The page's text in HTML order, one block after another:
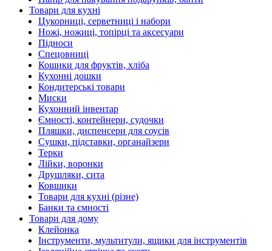
Товари для кухні
Цукорниці, серветниці і набори
Ножі, ножиці, топірці та аксесуари
Підноси
Спецовниці
Кошики для фруктів, хліба
Кухонні дошки
Кондитерські товари
Миски
Кухонний інвентар
Ємності, контейнери, судочки
Пляшки, диспенсери для соусів
Сушки, підставки, органайзери
Терки
Лійки, воронки
Друшляки, сита
Ковшики
Товари для кухні (різне)
Банки та ємності
Товари для дому
Клейонка
Інструменти, мультитули, ящики для інструментів